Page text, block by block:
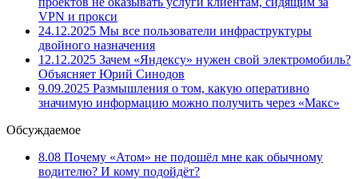
VPN и прокси
24.12.2025 Мы все пользователи инфраструктуры
двойного назначения
12.12.2025 Зачем «Яндексу» нужен свой электромобиль?
Объясняет Юрий Синодов
9.09.2025 Размышления о том, какую оперативно
значимую информацию можно получить через «Макс»
Обсуждаемое
8.08 Почему «Атом» не подошёл мне как обычному
водителю? И кому подойдёт?